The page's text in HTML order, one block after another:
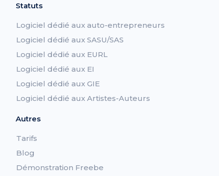
Statuts
Logiciel dédié aux auto-entrepreneurs
Logiciel dédié aux SASU/SAS
Logiciel dédié aux EURL
Logiciel dédié aux EI
Logiciel dédié aux GIE
Logiciel dédié aux Artistes-Auteurs
Autres
Tarifs
Blog
Démonstration Freebe